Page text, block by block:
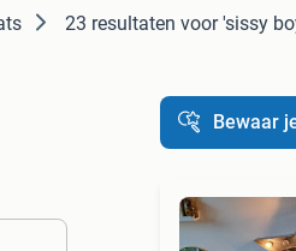
23 resultaten voor 'sissy
Bewaar